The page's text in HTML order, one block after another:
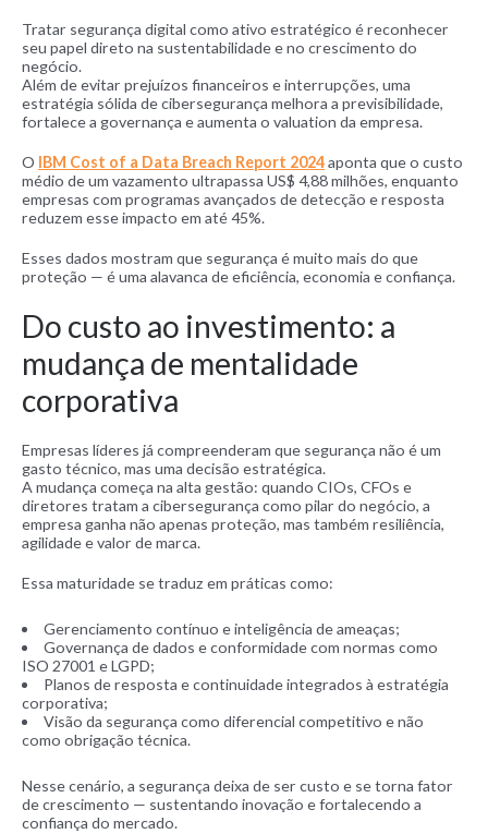
Tratar segurança digital como ativo estratégico é reconhecer
seu papel direto na sustentabilidade e no crescimento do
negócio.
Além de evitar prejuízos financeiros e interrupções, uma
estratégia sólida de cibersegurança melhora a previsibilidade,
fortalece a governança e aumenta o valuation da empresa.
O IBM Cost of a Data Breach Report 2024aponta que o custo
médio de um vazamento ultrapassa US$ 4,88 milhões, enquanto
empresas com programas avançados de detecção e resposta
reduzem esse impacto em até 45%.
Esses dados mostram que segurança é muito mais do que
proteção — é uma alavanca de eficiência, economia e confiança.
Do custo ao investimento: a
mudança de mentalidade
corporativa
Empresas líderes já compreenderam que segurança não é um
gasto técnico, mas uma decisão estratégica.
A mudança começa na alta gestão: quando CIOs, CFOs e
diretores tratam a cibersegurança como pilar do negócio, a
empresa ganha não apenas proteção, mas também resiliência,
agilidade e valor de marca.
Essa maturidade se traduz em práticas como:
Gerenciamento contínuo e inteligência de ameaças;
Governança de dados e conformidade com normas como
ISO 27001 e LGPD;
Planos de resposta e continuidade integrados à estratégia
corporativa;
Visão da segurança como diferencial competitivo e não
como obrigação técnica.
Nesse cenário, a segurança deixa de ser custo e se torna fator
de crescimento — sustentando inovação e fortalecendo a
confiança do mercado.